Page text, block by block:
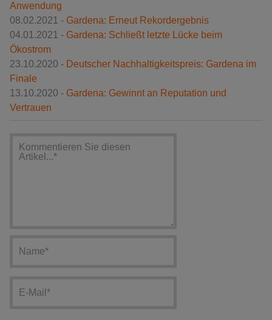
Anwendung
08.02.2021 - Gardena: Erneut Rekordergebnis
04.01.2021 - Gardena: Schließt letzte Lücke beim
Ökostrom
23.10.2020 - Deutscher Nachhaltigkeitspreis: Gardena im
Finale
13.10.2020 - Gardena: Gewinnt an Reputation und
Vertrauen